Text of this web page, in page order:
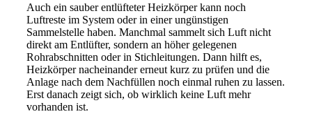
Auch ein sauber entlüfteter Heizkörper kann noch
Luftreste im System oder in einer ungünstigen
Sammelstelle haben. Manchmal sammelt sich Luft nicht
direkt am Entlüfter, sondern an höher gelegenen
Rohrabschnitten oder in Stichleitungen. Dann hilft es,
Heizkörper nacheinander erneut kurz zu prüfen und die
Anlage nach dem Nachfüllen noch einmal ruhen zu lassen.
Erst danach zeigt sich, ob wirklich keine Luft mehr
vorhanden ist.